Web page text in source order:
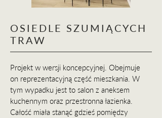
OSIEDLE SZUMIĄCYCH
TRAW
Projekt w wersji koncepcyjnej. Obejmuje
on reprezentacyjną część mieszkania. W
tym wypadku jest to salon z aneksem
kuchennym oraz przestronna łazienka.
Całość miała stanąć gdzieś pomiędzy